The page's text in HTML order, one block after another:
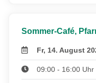
Sommer-Café,
Fr, 14. August
09:00 - 16:00 Uhr